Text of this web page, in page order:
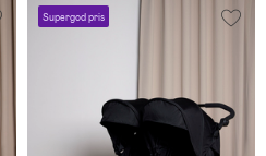
Supergod pris